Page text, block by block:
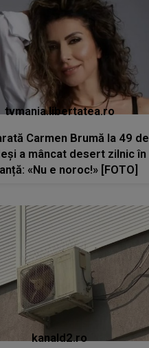
tvmania.libertatea.ro
Carmen Brumă la 49 de
a mâncat desert zilnic în
«Nu e noroc!» [FOTO]
kanald2.ro